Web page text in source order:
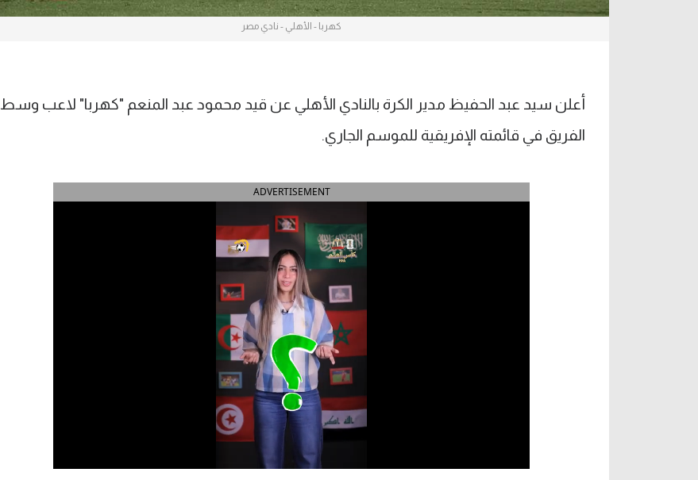
كهربا - الأهلي - نادي مصر
أعلن سيد عبد الحفيظ مدير الكرة بالنادي الأهلي عن قيد محمود عبد المنعم "كهربا" لاعب وسط
الفريق في قائمته الإفريقية للموسم الجاري.
ADVERTISEMENT